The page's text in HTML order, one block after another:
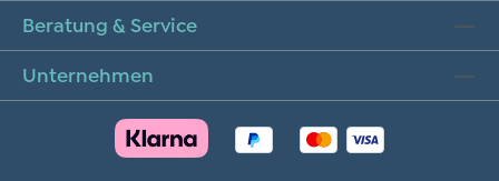
Beratung & Service
Unternehmen